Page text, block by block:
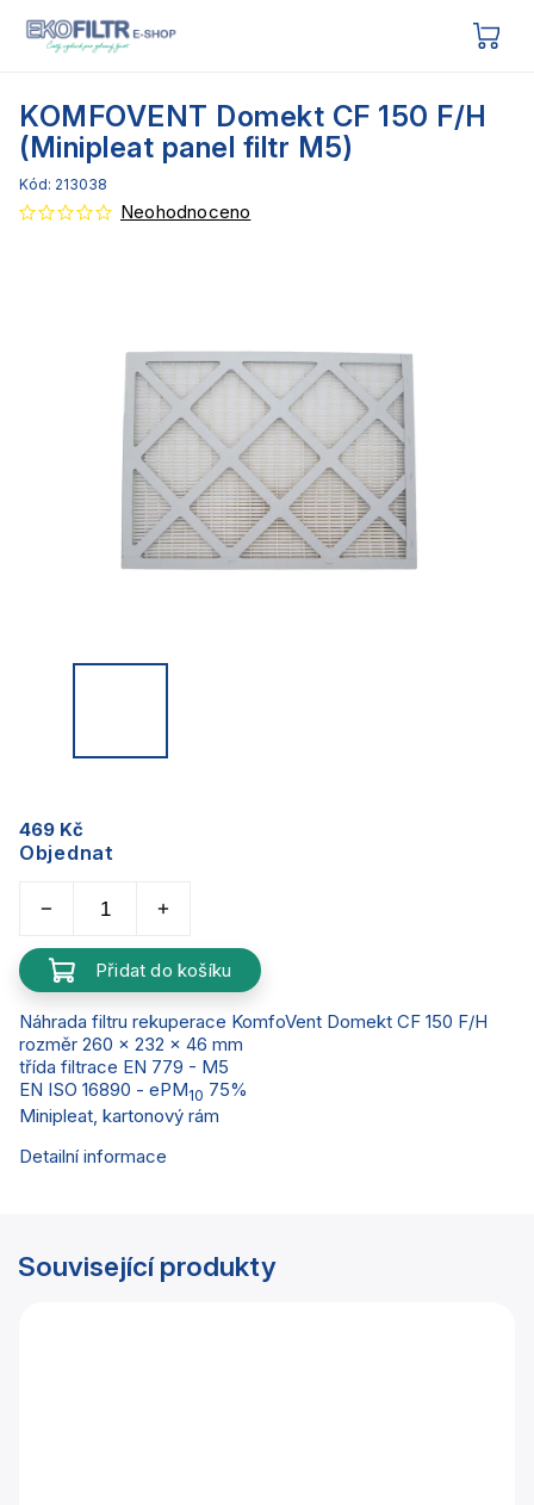
KOMFOVENT Domekt CF 150 F/H
(Minipleat panel filtr M5)
Kód: 213038
Neohodnoceno
469 Kč
Objednat
Přidat do košíku
Náhrada filtru rekuperace KomfoVent Domekt CF 150 F/H
rozměr 260 x 232 x 46 mm
třída filtrace EN 779 - M5
EN ISO 16890 - ePM10 75%
Minipleat, kartonový rám
Detailní informace
Související produkty